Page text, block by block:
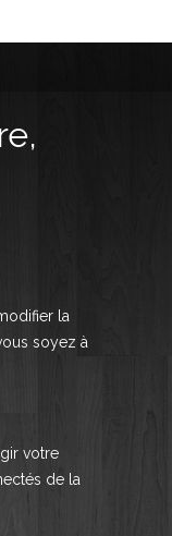
la
soyez à
votre
de la